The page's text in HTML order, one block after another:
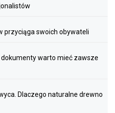
przyciąga swoich obywateli
warto mieć zawsze
Dlaczego naturalne drewno